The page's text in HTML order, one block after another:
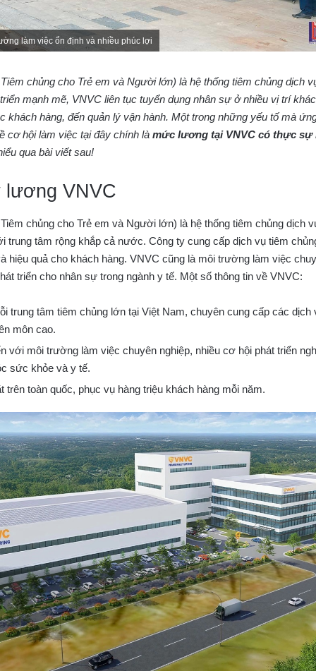
làm việc ổn định và nhiều phúc lợi
chủng cho Trẻ em và Người lớn) là hệ thống tiêm chủng dịch
mạnh mẽ, VNVC liên tục tuyển dụng nhân sự ở nhiều vị trí
khách hàng, đến quản lý vận hành. Một trong những yếu tố mà
cơ hội làm việc tại đây chính là mức lương tại VNVC có thực sự
qua bài viết sau!
lương VNVC
chủng cho Trẻ em và Người lớn) là hệ thống tiêm chủng dịch
trung tâm rộng khắp cả nước. Công ty cung cấp dịch vụ tiêm
hiệu quả cho khách hàng. VNVC cũng là môi trường làm việc
triển cho nhân sự trong ngành y tế. Một số thông tin về VNVC:
trung tâm tiêm chủng lớn tại Việt Nam, chuyên cung cấp các dịch
môn cao.
với môi trường làm việc chuyên nghiệp, nhiều cơ hội phát triển
sức khỏe và y tế.
trên toàn quốc, phục vụ hàng triệu khách hàng mỗi năm.